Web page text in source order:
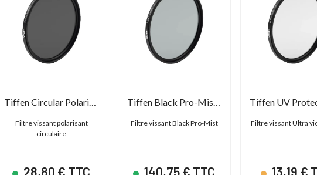
Tiffen Circular Polarizer Screw Filter
Filtre vissant polarisant
circulaire
28,80 € TTC
Tiffen Black Pro-Mist Screw Filter
Filtre vissant Black Pro-Mist
140,75 € TTC
Filtre vissant Ultra
13,19 €